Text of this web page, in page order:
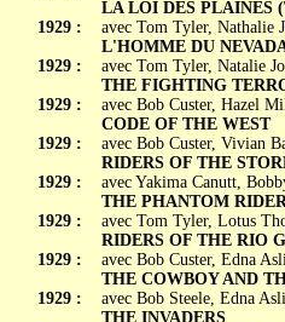
1929 :
1929 :
1929 :
1929 :
1929 :
1929 :
1929 :
1929 :
LA LOI DES PLAINES
avec Tom Tyler, Nathalie
L'HOMME DU
avec Tom Tyler, Natalie
THE FIGHTING
avec Bob Custer, Hazel
CODE OF THE WEST
avec Bob Custer, Vivian
RIDERS OF THE
avec Yakima Canutt,
THE PHANTOM
avec Tom Tyler, Lotus
RIDERS OF THE RIO
avec Bob Custer, Edna
THE COWBOY AND
avec Bob Steele, Edna
THE INVADERS